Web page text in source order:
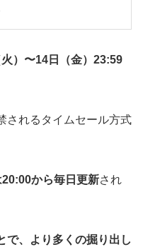
）〜14日（金）23:59
されるタイムセール方式
から毎日更新され
で、より多くの掘り出し